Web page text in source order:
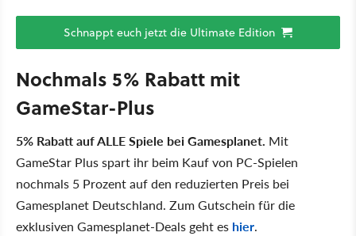
Schnappt euch jetzt die Ultimate Edition
Nochmals 5% Rabatt mit
GameStar-Plus
5% Rabatt auf ALLE Spiele bei Gamesplanet. Mit
GameStar Plus spart ihr beim Kauf von PC-Spielen
nochmals 5 Prozent auf den reduzierten Preis bei
Gamesplanet Deutschland. Zum Gutschein für die
exklusiven Gamesplanet-Deals geht es hier.